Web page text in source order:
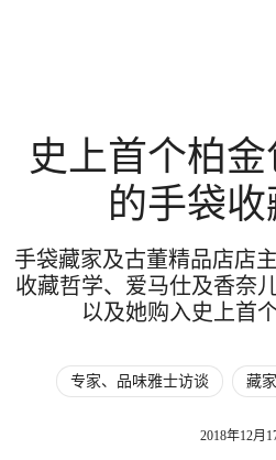
史上首个柏
的手袋
手袋藏家及古董精品店店
收藏哲学、爱马仕及香奈
以及她购入史上首
专家、品味雅士访谈 藏
2018年12月